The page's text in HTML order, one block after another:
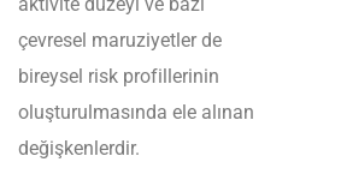
çevresel maruziyetler de
bireysel risk profillerinin
oluşturulmasında ele alınan
değişkenlerdir.